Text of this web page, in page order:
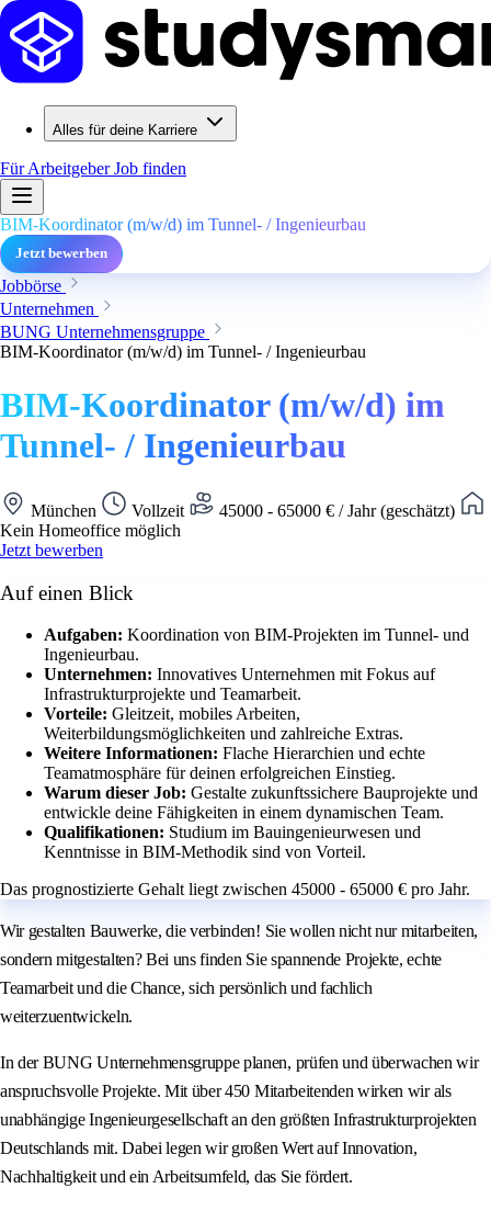
Alles für deine Karriere
Für ArbeitgeberJob finden
BIM-Koordinator (m/w/d) im Tunnel- / Ingenieurbau
Jetzt bewerben
Jobbörse
Unternehmen
BUNG Unternehmensgruppe
BIM-Koordinator (m/w/d) im Tunnel- / Ingenieurbau
BIM-Koordinator (m/w/d) im
Tunnel- / Ingenieurbau
München Vollzeit
45000 - 65000 € / Jahr (geschätzt)
Kein Homeoffice möglich
Jetzt bewerben
Auf einen Blick
Aufgaben: Koordination von BIM-Projekten im Tunnel- und
Ingenieurbau.
Unternehmen: Innovatives Unternehmen mit Fokus auf
Infrastrukturprojekte und Teamarbeit.
Vorteile: Gleitzeit, mobiles Arbeiten,
Weiterbildungsmöglichkeiten und zahlreiche Extras.
Weitere Informationen: Flache Hierarchien und echte
Teamatmosphäre für deinen erfolgreichen Einstieg.
Warum dieser Job: Gestalte zukunftssichere Bauprojekte und
entwickle deine Fähigkeiten in einem dynamischen Team.
Qualifikationen: Studium im Bauingenieurwesen und
Kenntnisse in BIM-Methodik sind von Vorteil.
Das prognostizierte Gehalt liegt zwischen 45000 - 65000 € pro Jahr.
Wir gestalten Bauwerke, die verbinden! Sie wollen nicht nur mitarbeiten,
sondern mitgestalten? Bei uns finden Sie spannende Projekte, echte
Teamarbeit und die Chance, sich persönlich und fachlich
weiterzuentwickeln.
In der BUNG Unternehmensgruppe planen, prüfen und überwachen wir
anspruchsvolle Projekte. Mit über 450 Mitarbeitenden wirken wir als
unabhängige Ingenieurgesellschaft an den größten Infrastrukturprojekten
Deutschlands mit. Dabei legen wir großen Wert auf Innovation,
Nachhaltigkeit und ein Arbeitsumfeld, das Sie fördert.